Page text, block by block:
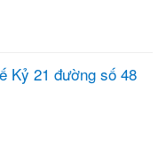
Kỷ 21 đường số 48